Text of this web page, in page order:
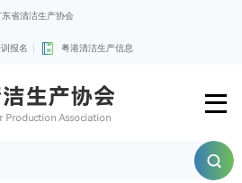
省清洁生产协会
报名 粤港清洁生产信息